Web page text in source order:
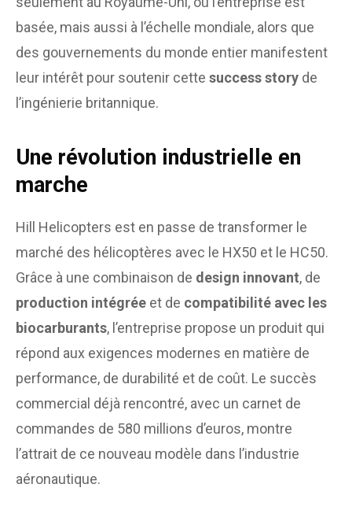
basée, mais aussi à l’échelle mondiale, alors que
des gouvernements du monde entier manifestent
leur intérêt pour soutenir cette success story de
l’ingénierie britannique.
Une révolution industrielle en
marche
Hill Helicopters est en passe de transformer le
marché des hélicoptères avec le HX50 et le HC50.
Grâce à une combinaison de design innovant, de
production intégrée et de compatibilité avec les
biocarburants, l’entreprise propose un produit qui
répond aux exigences modernes en matière de
performance, de durabilité et de coût. Le succès
commercial déjà rencontré, avec un carnet de
commandes de 580 millions d’euros, montre
l’attrait de ce nouveau modèle dans l’industrie
aéronautique.